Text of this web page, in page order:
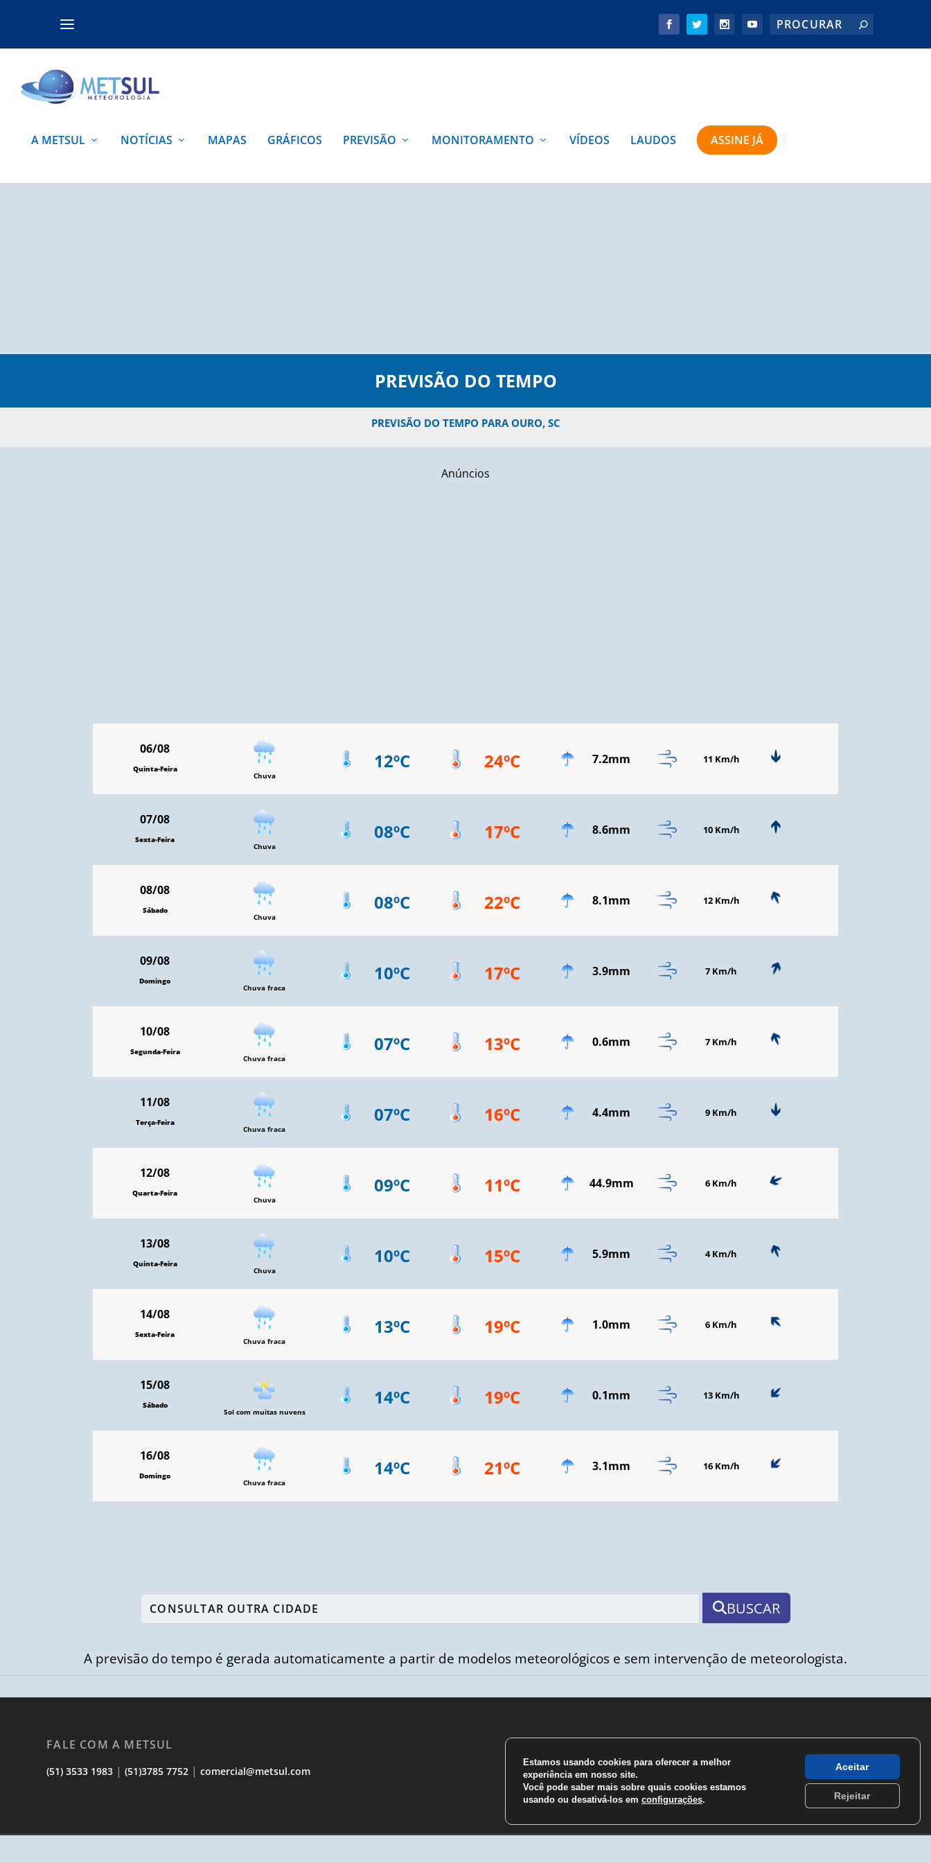
A METSUL NOTÍCIAS MAPAS GRÁFICOS PREVISÃO MONITORAMENTO VÍDEOS LAUDOS ASSINE JÁ
PREVISÃO DO TEMPO
PREVISÃO DO TEMPO PARA OURO, SC
Anúncios
06/08
Quinta-Feira
Chuva
12ºC 24ºC 7.2mm 11 Km/h
07/08
Sexta-Feira
Chuva
08ºC 17ºC 8.6mm 10 Km/h
08/08
Sábado
Chuva
08ºC 22ºC 8.1mm 12 Km/h
09/08
Domingo
Chuva fraca
10ºC 17ºC 3.9mm 7 Km/h
10/08
Segunda-Feira
Chuva fraca
07ºC 13ºC 0.6mm 7 Km/h
11/08
Terça-Feira
Chuva fraca
07ºC 16ºC 4.4mm 9 Km/h
12/08
Quarta-Feira
Chuva
09ºC 11ºC 44.9mm 6 Km/h
13/08
Quinta-Feira
Chuva
10ºC 15ºC 5.9mm 4 Km/h
14/08
Sexta-Feira
Chuva fraca
13ºC 19ºC 1.0mm 6 Km/h
15/08
Sábado
Sol com muitas nuvens
14ºC 19ºC 0.1mm 13 Km/h
16/08
Domingo
Chuva fraca
14ºC 21ºC 3.1mm 16 Km/h
BUSCAR
A previsão do tempo é gerada automaticamente a partir de modelos meteorológicos e sem intervenção de meteorologista.
FALE COM A METSUL
(51) 3533 1983 |(51)3785 7752 |comercial@metsul.com
Estamos usando cookies para oferecer a melhor
experiência em nosso site.
Você pode saber mais sobre quais cookies estamos
usando ou desativá-los em configurações.
Aceitar
Rejeitar